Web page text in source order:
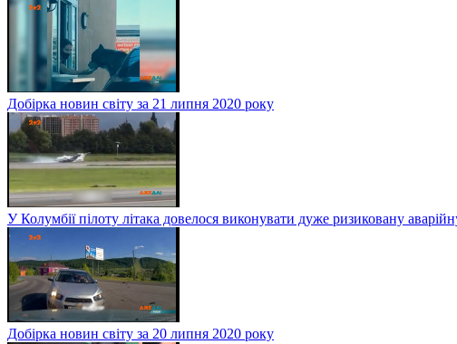
Добірка новин світу за 21 липня 2020 року
У Колумбії пілоту літака довелося виконувати дуже ризиковану
Добірка новин світу за 20 липня 2020 року